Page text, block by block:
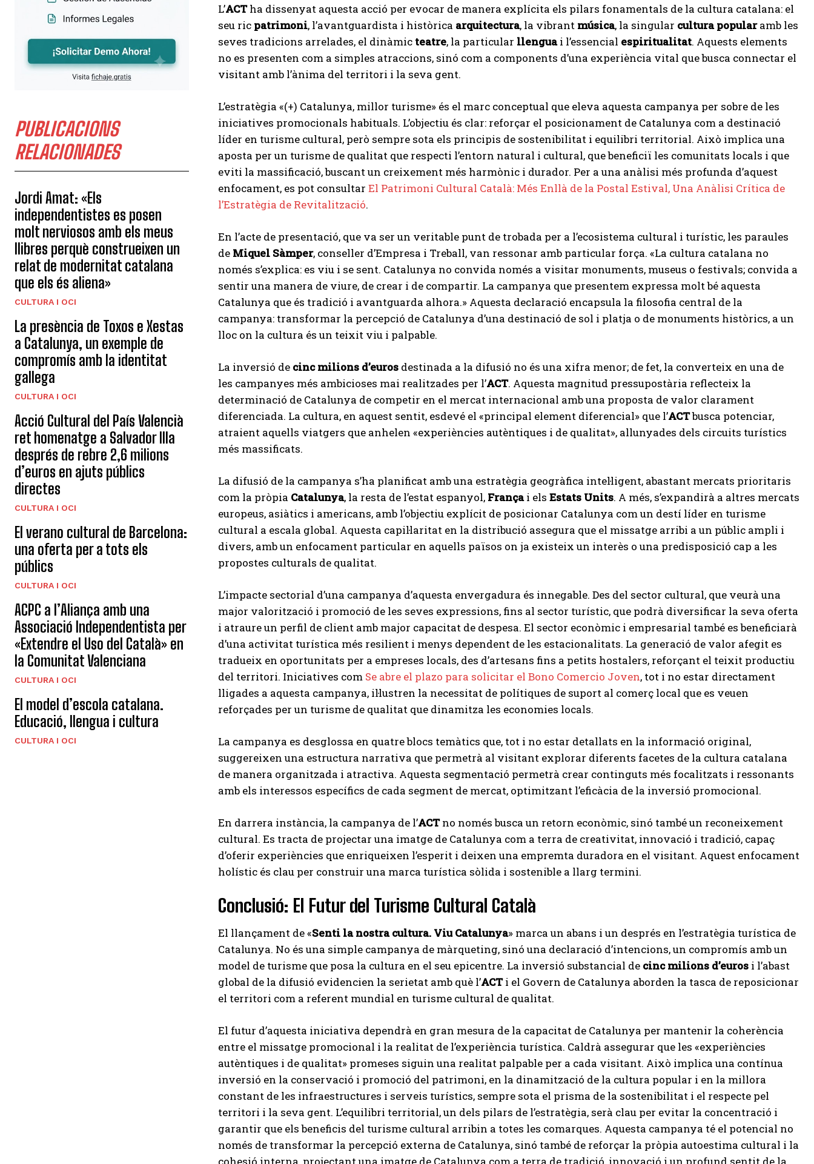
PUBLICACIONS
RELACIONADES
Jordi Amat: «Els
independentistes es posen
molt nerviosos amb els meus
llibres perquè construeixen un
relat de modernitat catalana
que els és aliena»
CULTURA I OCI
La presència de Toxos e Xestas
a Catalunya, un exemple de
compromís amb la identitat
gallega
CULTURA I OCI
Acció Cultural del País Valencià
ret homenatge a Salvador Illa
després de rebre 2,6 milions
d’euros en ajuts públics
directes
CULTURA I OCI
El verano cultural de Barcelona:
una oferta per a tots els
públics
CULTURA I OCI
ACPC a l’Aliança amb una
Associació Independentista per
«Extendre el Uso del Català» en
la Comunitat Valenciana
CULTURA I OCI
El model d’escola catalana.
Educació, llengua i cultura
CULTURA I OCI
L’ACTha dissenyat aquesta acció per evocar de manera explícita els pilars fonamentals de la cultura catalana: el
seu ric patrimoni, l’avantguardista i històrica arquitectura, la vibrant música, la singular cultura popularamb les
seves tradicions arrelades, el dinàmic teatre, la particular llenguai l’essencial espiritualitat. Aquests elements
no es presenten com a simples atraccions, sinó com a components d’una experiència vital que busca connectar el
visitant amb l’ànima del territori i la seva gent.
L’estratègia «(+) Catalunya, millor turisme» és el marc conceptual que eleva aquesta campanya per sobre de les
iniciatives promocionals habituals. L’objectiu és clar: reforçar el posicionament de Catalunya com a destinació
líder en turisme cultural, però sempre sota els principis de sostenibilitat i equilibri territorial. Això implica una
aposta per un turisme de qualitat que respecti l’entorn natural i cultural, que beneficiï les comunitats locals i que
eviti la massificació, buscant un creixement més harmònic i durador. Per a una anàlisi més profunda d’aquest
enfocament, es pot consultar El Patrimoni Cultural Català: Més Enllà de la Postal Estival, Una Anàlisi Crítica de
l’Estratègia de Revitalització.
En l’acte de presentació, que va ser un veritable punt de trobada per a l’ecosistema cultural i turístic, les paraules
de Miquel Sàmper, conseller d’Empresa i Treball, van ressonar amb particular força. «La cultura catalana no
només s’explica: es viu i se sent. Catalunya no convida només a visitar monuments, museus o festivals; convida a
sentir una manera de viure, de crear i de compartir. La campanya que presentem expressa molt bé aquesta
Catalunya que és tradició i avantguarda alhora.» Aquesta declaració encapsula la filosofia central de la
campanya: transformar la percepció de Catalunya d’una destinació de sol i platja o de monuments històrics, a un
lloc on la cultura és un teixit viu i palpable.
La inversió de cinc milions d’euros destinada a la difusió no és una xifra menor; de fet, la converteix en una de
les campanyes més ambicioses mai realitzades per l’ACT. Aquesta magnitud pressupostària reflecteix la
determinació de Catalunya de competir en el mercat internacional amb una proposta de valor clarament
diferenciada. La cultura, en aquest sentit, esdevé el «principal element diferencial» que l’ACTbusca potenciar,
atraient aquells viatgers que anhelen «experiències autèntiques i de qualitat», allunyades dels circuits turístics
més massificats.
La difusió de la campanya s’ha planificat amb una estratègia geogràfica intel·ligent, abastant mercats prioritaris
com la pròpia Catalunya, la resta de l’estat espanyol, Françai els Estats Units. A més, s’expandirà a altres mercats
europeus, asiàtics i americans, amb l’objectiu explícit de posicionar Catalunya com un destí líder en turisme
cultural a escala global. Aquesta capil·laritat en la distribució assegura que el missatge arribi a un públic ampli i
divers, amb un enfocament particular en aquells països on ja existeix un interès o una predisposició cap a les
propostes culturals de qualitat.
L’impacte sectorial d’una campanya d’aquesta envergadura és innegable. Des del sector cultural, que veurà una
major valorització i promoció de les seves expressions, fins al sector turístic, que podrà diversificar la seva oferta
i atraure un perfil de client amb major capacitat de despesa. El sector econòmic i empresarial també es beneficiarà
d’una activitat turística més resilient i menys dependent de les estacionalitats. La generació de valor afegit es
tradueix en oportunitats per a empreses locals, des d’artesans fins a petits hostalers, reforçant el teixit productiu
del territori. Iniciatives com Se abre el plazo para solicitar el Bono Comercio Joven, tot i no estar directament
lligades a aquesta campanya, il·lustren la necessitat de polítiques de suport al comerç local que es veuen
reforçades per un turisme de qualitat que dinamitza les economies locals.
La campanya es desglossa en quatre blocs temàtics que, tot i no estar detallats en la informació original,
suggereixen una estructura narrativa que permetrà al visitant explorar diferents facetes de la cultura catalana
de manera organitzada i atractiva. Aquesta segmentació permetrà crear continguts més focalitzats i ressonants
amb els interessos específics de cada segment de mercat, optimitzant l’eficàcia de la inversió promocional.
En darrera instància, la campanya de l’ACTno només busca un retorn econòmic, sinó també un reconeixement
cultural. Es tracta de projectar una imatge de Catalunya com a terra de creativitat, innovació i tradició, capaç
d’oferir experiències que enriqueixen l’esperit i deixen una empremta duradora en el visitant. Aquest enfocament
holístic és clau per construir una marca turística sòlida i sostenible a llarg termini.
Conclusió: El Futur del Turisme Cultural Català
El llançament de «Senti la nostra cultura. Viu Catalunya» marca un abans i un després en l’estratègia turística de
Catalunya. No és una simple campanya de màrqueting, sinó una declaració d’intencions, un compromís amb un
model de turisme que posa la cultura en el seu epicentre. La inversió substancial de cinc milions d’euros i l’abast
global de la difusió evidencien la serietat amb què l’ACTi el Govern de Catalunya aborden la tasca de reposicionar
el territori com a referent mundial en turisme cultural de qualitat.
El futur d’aquesta iniciativa dependrà en gran mesura de la capacitat de Catalunya per mantenir la coherència
entre el missatge promocional i la realitat de l’experiència turística. Caldrà assegurar que les «experiències
autèntiques i de qualitat» promeses siguin una realitat palpable per a cada visitant. Això implica una contínua
inversió en la conservació i promoció del patrimoni, en la dinamització de la cultura popular i en la millora
constant de les infraestructures i serveis turístics, sempre sota el prisma de la sostenibilitat i el respecte pel
territori i la seva gent. L’equilibri territorial, un dels pilars de l’estratègia, serà clau per evitar la concentració i
garantir que els beneficis del turisme cultural arribin a totes les comarques. Aquesta campanya té el potencial no
només de transformar la percepció externa de Catalunya, sinó també de reforçar la pròpia autoestima cultural i la
cohesió interna, projectant una imatge de Catalunya com a terra de tradició, innovació i un profund sentit de la